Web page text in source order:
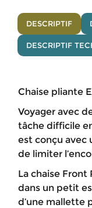
DESCRIPTIF
DESCRIPTIF
Chaise pliante
Voyager avec
tâche difficile
est conçu avec
de limiter
La chaise
dans un petit
d’une mallette